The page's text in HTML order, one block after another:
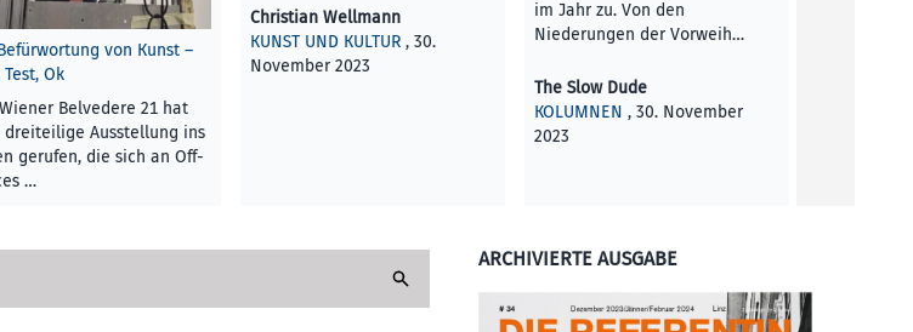
von Kunst –
Test, Ok
Belvedere 21 hat
dreiteilige Ausstellung ins
gerufen, die sich an Off-
…
Christian Wellmann
KUNST UND KULTUR , 30.
November 2023
im Jahr zu. Von den
Niederungen der Vorweih…
The Slow Dude
KOLUMNEN , 30. November
2023
ARCHIVIERTE AUSGABE